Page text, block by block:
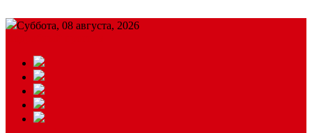
Суббота, 08 августа, 2026